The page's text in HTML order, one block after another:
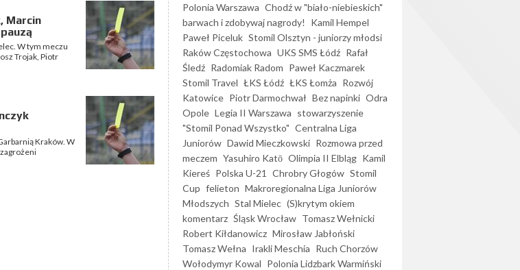
Marcin
W tym meczu
Trojak, Piotr
Kraków. W
Polonia Warszawa Chodź w "biało-niebieskich"
barwach i zdobywaj nagrody!
Kamil Hempel
Paweł Piceluk Stomil Olsztyn - juniorzy młodsi
Raków Częstochowa UKS SMS Łódź Rafał
Śledź Radomiak Radom Paweł Kaczmarek
Stomil Travel ŁKS Łódź ŁKS Łomża Rozwój
Katowice Piotr Darmochwał Bez napinki Odra
Opole Legia II Warszawa stowarzyszenie
"Stomil Ponad Wszystko" Centralna Liga
Juniorów Dawid Mieczkowski Rozmowa przed
meczem Yasuhiro Katō Olimpia II Elbląg Kamil
Kiereś Polska U-21 Chrobry Głogów Stomil
Cup felieton Makroregionalna Liga Juniorów
Młodszych Stal Mielec (S)krytym okiem
komentarz Śląsk Wrocław Tomasz Wełnicki
Robert Kiłdanowicz Mirosław Jabłoński
Tomasz Wełna Irakli Meschia Ruch Chorzów
Wołodymyr Kowal Polonia Lidzbark Warmiński